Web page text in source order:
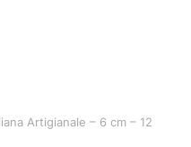
Artigianale – 6 cm – 12